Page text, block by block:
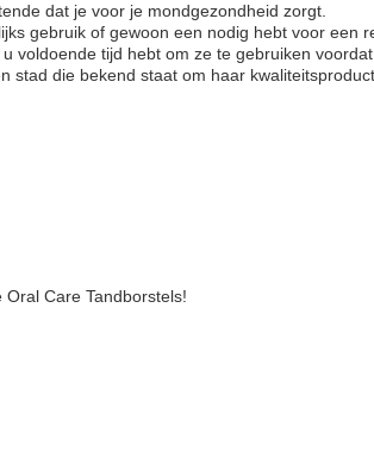
dat je voor je mondgezondheid zorgt.
gebruik of gewoon een nodig hebt voor een
voldoende tijd hebt om ze te gebruiken
stad die bekend staat om haar
Care Tandborstels!